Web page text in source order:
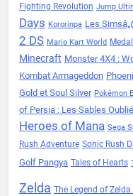
Fighting Revolution Jump
Days Kororinpa Les
2 DS Mario Kart World
Minecraft Monster 4X4 :
Kombat Armageddon
Gold et Soul Silver Pokémon
of Persia : Les Sables
Heroes of Mana Sega
Rush Adventure Sonic Rush
Golf Pangya Tales of Hearts
Zelda The Legend of